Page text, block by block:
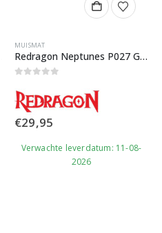
MUISMAT
Redragon Neptunes P027 Gaming Muismat
€29,95
Verwachte leverdatum: 11-08-
2026